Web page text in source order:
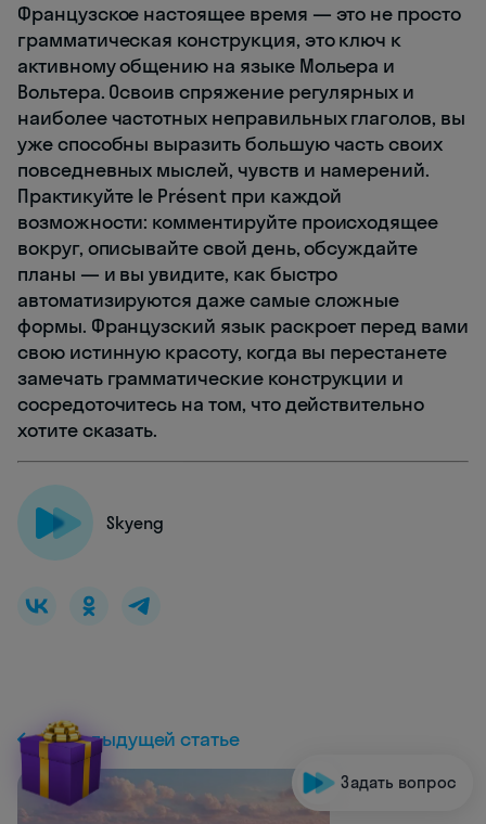
Французское настоящее время — это не просто
грамматическая конструкция, это ключ к
активному общению на языке Мольера и
Вольтера. Освоив спряжение регулярных и
наиболее частотных неправильных глаголов, вы
уже способны выразить большую часть своих
повседневных мыслей, чувств и намерений.
Практикуйте le Présent при каждой
возможности: комментируйте происходящее
вокруг, описывайте свой день, обсуждайте
планы — и вы увидите, как быстро
автоматизируются даже самые сложные
формы. Французский язык раскроет перед вами
свою истинную красоту, когда вы перестанете
замечать грамматические конструкции и
сосредоточитесь на том, что действительно
хотите сказать.
Skyeng
К предыдущей статье
Задать вопрос